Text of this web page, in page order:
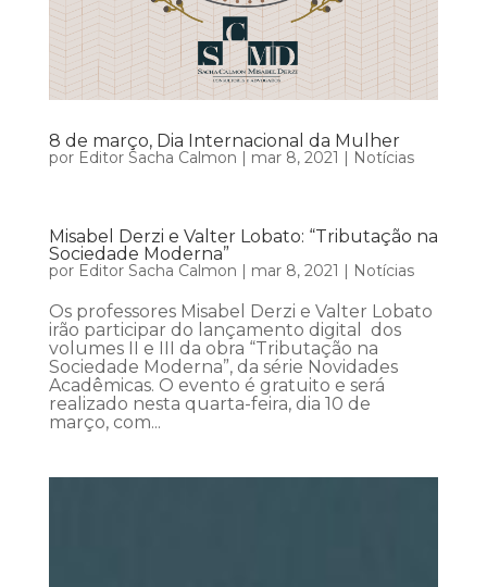
8 de março, Dia Internacional da Mulher
por Editor Sacha Calmon | mar 8, 2021 | Notícias
Misabel Derzi e Valter Lobato: “Tributação na
Sociedade Moderna”
por Editor Sacha Calmon | mar 8, 2021 | Notícias
Os professores Misabel Derzi e Valter Lobato
irão participar do lançamento digital dos
volumes II e III da obra “Tributação na
Sociedade Moderna”, da série Novidades
Acadêmicas. O evento é gratuito e será
realizado nesta quarta-feira, dia 10 de
março, com...